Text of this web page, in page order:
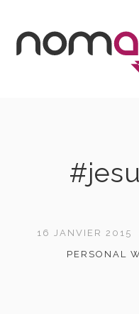
content
16 JANVIER 2015
PERSONAL